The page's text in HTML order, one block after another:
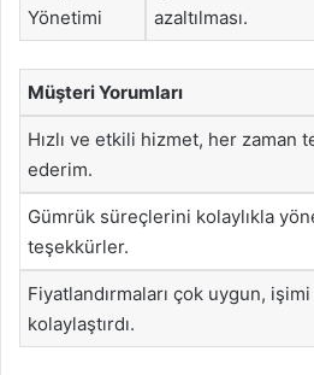
Yönetimi
azaltılması.
Müşteri Yorumları
Hızlı ve etkili hizmet, her zaman
ederim.
Gümrük süreçlerini kolaylıkla
teşekkürler.
Fiyatlandırmaları çok uygun, işimi
kolaylaştırdı.